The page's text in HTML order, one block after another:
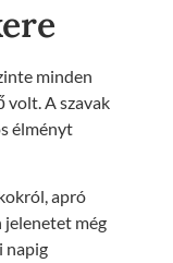
minden
volt. A szavak
élményt
apró
jelenetet még
napig